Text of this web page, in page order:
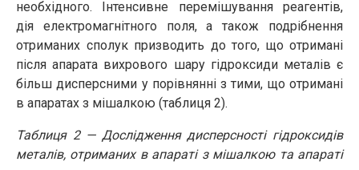
необхідного. Інтенсивне перемішування реагентів,
дія електромагнітного поля, а також подрібнення
отриманих сполук призводить до того, що отримані
після апарата вихрового шару гідроксиди металів є
більш дисперсними у порівнянні з тими, що отримані
в апаратах з мішалкою (таблиця 2).
Таблиця 2 — Дослідження дисперсності гідроксидів
металів, отриманих в апараті з мішалкою та апараті